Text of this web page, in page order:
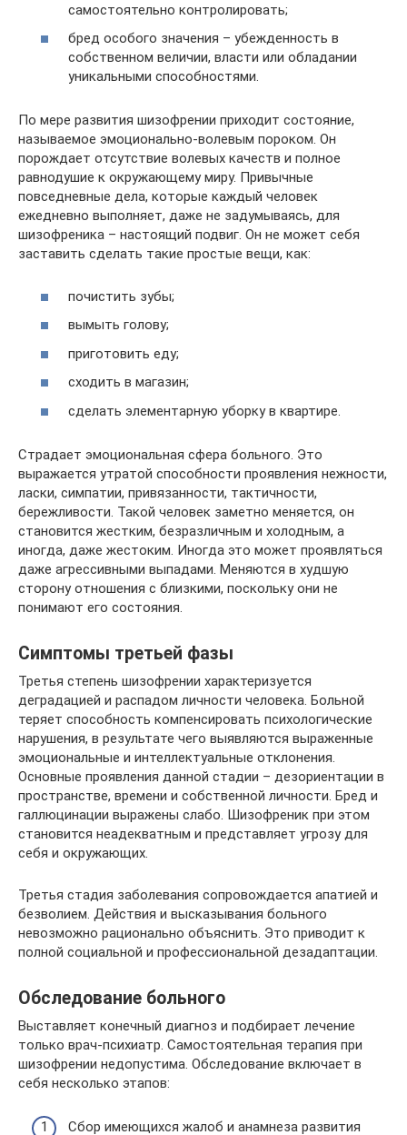
самостоятельно контролировать;
бред особого значения – убежденность в
собственном величии, власти или обладании
уникальными способностями.
По мере развития шизофрении приходит состояние,
называемое эмоционально-волевым пороком. Он
порождает отсутствие волевых качеств и полное
равнодушие к окружающему миру. Привычные
повседневные дела, которые каждый человек
ежедневно выполняет, даже не задумываясь, для
шизофреника – настоящий подвиг. Он не может себя
заставить сделать такие простые вещи, как:
почистить зубы;
вымыть голову;
приготовить еду;
сходить в магазин;
сделать элементарную уборку в квартире.
Страдает эмоциональная сфера больного. Это
выражается утратой способности проявления нежности,
ласки, симпатии, привязанности, тактичности,
бережливости. Такой человек заметно меняется, он
становится жестким, безразличным и холодным, а
иногда, даже жестоким. Иногда это может проявляться
даже агрессивными выпадами. Меняются в худшую
сторону отношения с близкими, поскольку они не
понимают его состояния.
Симптомы третьей фазы
Третья степень шизофрении характеризуется
деградацией и распадом личности человека. Больной
теряет способность компенсировать психологические
нарушения, в результате чего выявляются выраженные
эмоциональные и интеллектуальные отклонения.
Основные проявления данной стадии – дезориентации в
пространстве, времени и собственной личности. Бред и
галлюцинации выражены слабо. Шизофреник при этом
становится неадекватным и представляет угрозу для
себя и окружающих.
Третья стадия заболевания сопровождается апатией и
безволием. Действия и высказывания больного
невозможно рационально объяснить. Это приводит к
полной социальной и профессиональной дезадаптации.
Обследование больного
Выставляет конечный диагноз и подбирает лечение
только врач-психиатр. Самостоятельная терапия при
шизофрении недопустима. Обследование включает в
себя несколько этапов:
Сбор имеющихся жалоб и анамнеза развития